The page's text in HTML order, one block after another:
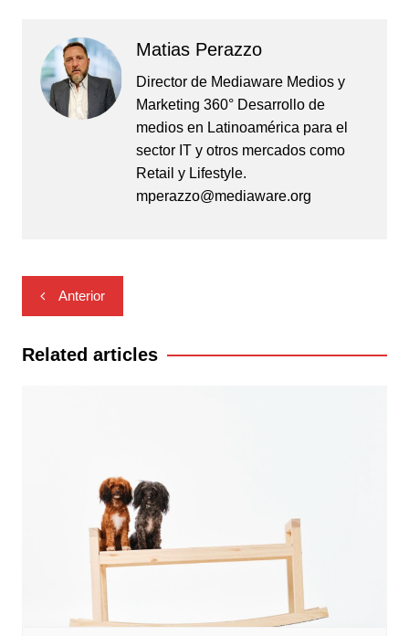
Matias Perazzo
Director de Mediaware Medios y
Marketing 360° Desarrollo de
medios en Latinoamérica para el
sector IT y otros mercados como
Retail y Lifestyle.
mperazzo@mediaware.org
Navegación
de
entradas
Anterior
Related articles